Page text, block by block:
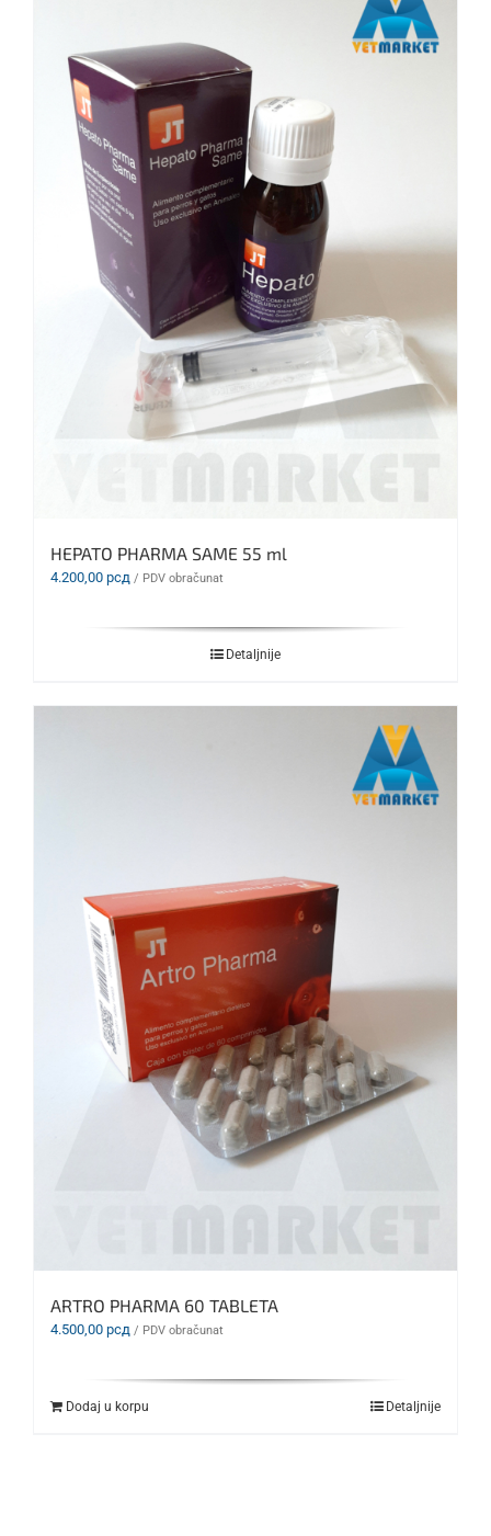
HEPATO PHARMA SAME 55 ml
4.200,00 рсд / PDV obračunat
Detaljnije
ARTRO PHARMA 60 TABLETA
4.500,00 рсд / PDV obračunat
Dodaj u korpu Detaljnije